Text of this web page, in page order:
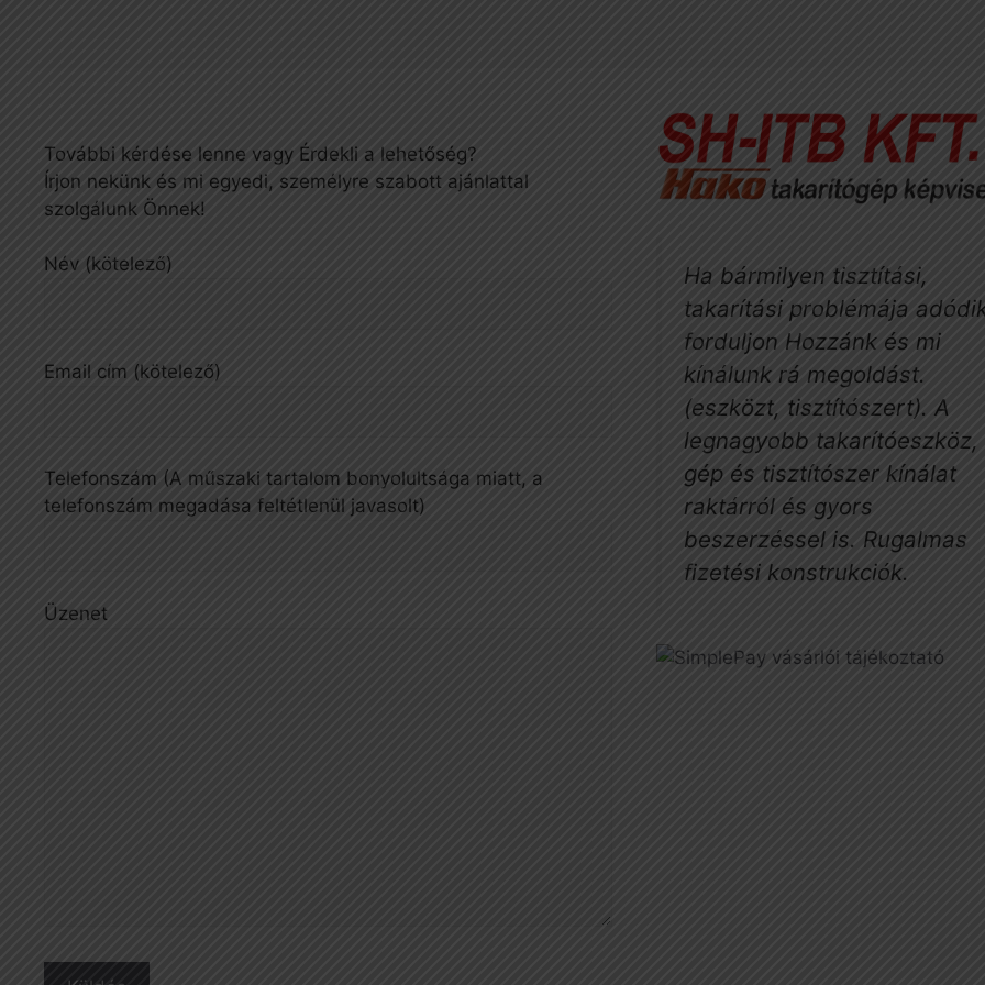
További kérdése lenne vagy Érdekli a lehetőség?
Írjon nekünk és mi egyedi, személyre szabott ajánlattal
szolgálunk Önnek!
Név (kötelező)
Email cím (kötelező)
Telefonszám (A műszaki tartalom bonyolultsága miatt, a
telefonszám megadása feltétlenül javasolt)
Üzenet
Ha bármilyen tisztítási,
takarítási problémája
forduljon Hozzánk és mi
kínálunk rá megoldást.
(eszközt, tisztítószert). A
legnagyobb takarítóeszköz,
gép és tisztítószer kínálat
raktárról és gyors
beszerzéssel is. Rugalmas
fizetési konstrukciók.